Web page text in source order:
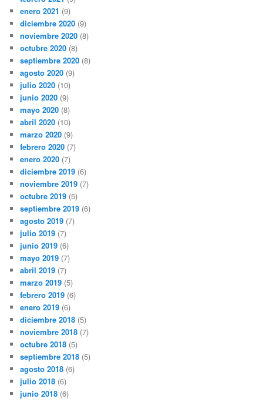
enero 2021 (9)
diciembre 2020 (9)
noviembre 2020 (8)
octubre 2020 (8)
septiembre 2020 (8)
agosto 2020 (9)
julio 2020 (10)
junio 2020 (9)
mayo 2020 (8)
abril 2020 (10)
marzo 2020 (9)
febrero 2020 (7)
enero 2020 (7)
diciembre 2019 (6)
noviembre 2019 (7)
octubre 2019 (5)
septiembre 2019 (6)
agosto 2019 (7)
julio 2019 (7)
junio 2019 (6)
mayo 2019 (7)
abril 2019 (7)
marzo 2019 (5)
febrero 2019 (6)
enero 2019 (6)
diciembre 2018 (5)
noviembre 2018 (7)
octubre 2018 (5)
septiembre 2018 (5)
agosto 2018 (6)
julio 2018 (6)
junio 2018 (6)